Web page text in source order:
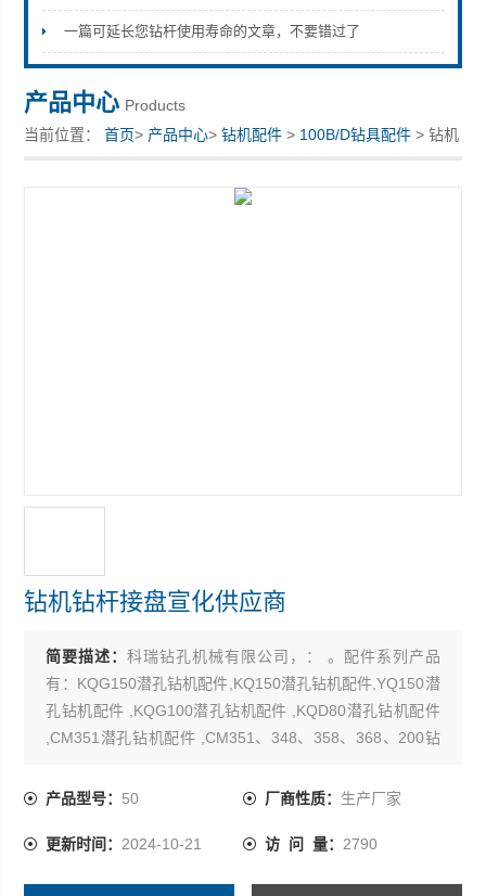
宣化县瑞科钻孔机械厂
一篇可延长您钻杆使用寿命的文章，不要错过了
产品中心 Products
当前位置：首页> 产品中心>钻机配件 > 100B/D钻具配件 > 钻机
钻杆接盘宣化供应商
钻机钻杆接盘宣化供应商
简要描述：科瑞钻孔机械有限公司，： 。配件系列产品
有：KQG150潜孔钻机配件,KQ150潜孔钻机配件,YQ150潜
孔钻机配件 ,KQG100潜孔钻机配件 ,KQD80潜孔钻机配件
,CM351潜孔钻机配件 ,CM351、348、358、368、200钻
产品型号： 50 厂商性质： 生产厂家
更新时间： 2024-10-21 访 问 量： 2790